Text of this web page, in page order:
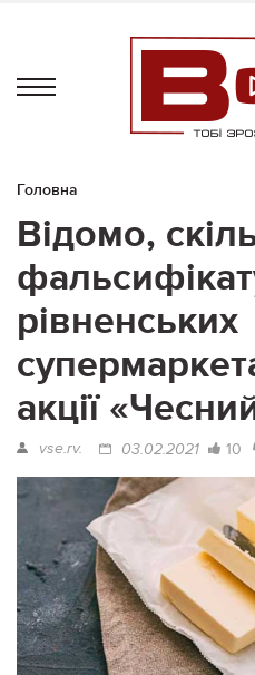
Головна
Відомо,
рівненських
акції
vse.rv. 03.02.2021 10